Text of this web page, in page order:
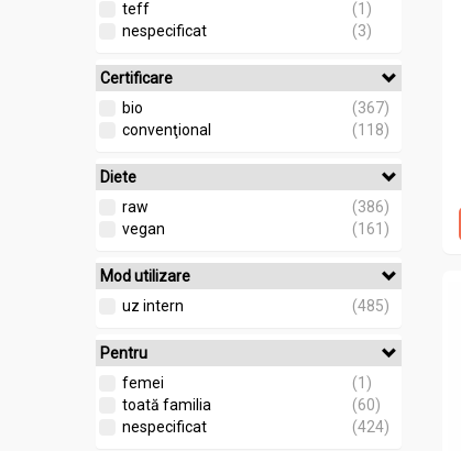
teff
(1)
nespecificat
(3)
Certificare
bio
(367)
convenţional
(118)
Diete
raw
(386)
vegan
(161)
Mod utilizare
uz intern
(485)
Pentru
femei
(1)
toată familia
(60)
nespecificat
(424)